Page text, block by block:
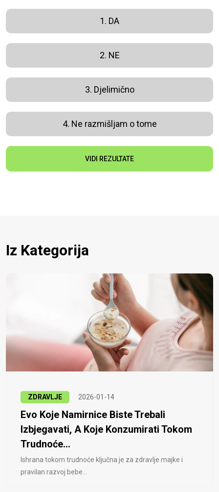
1. DA
2. NE
3. Djelimično
4. Ne razmišljam o tome
VIDI REZULTATE
Iz Kategorija
ZDRAVLJE 2026-01-14
Evo Koje Namirnice Biste Trebali
Izbjegavati, A Koje Konzumirati Tokom
Trudnoće...
Ishrana tokom trudnoće ključna je za zdravlje majke i
pravilan razvoj bebe...